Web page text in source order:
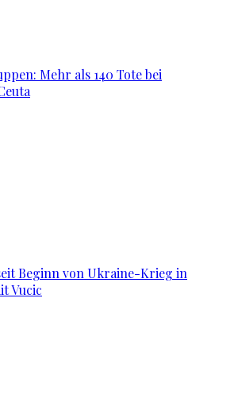
Mehr als 140 Tote bei
Beginn von Ukraine-Krieg in
Vucic